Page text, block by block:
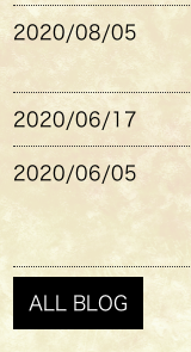
2020/08/05
2020/06/17
2020/06/05
ALL BLOG